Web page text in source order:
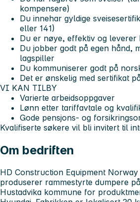
kompensere)
Du innehar gyldige
eller 141)
Du er nøye, effektiv og leverer
Du jobber godt på egen hånd,
lagspiller
Du kommuniserer godt på
Det er ønskelig med sertifikat
VI KAN TILBY
Varierte arbeidsoppgaver
Lønn etter tariffavtale og
Gode pensjons- og
Kvalifiserte søkere vil bli invitert til
Om bedriften
HD Construction Equipment Norway
produserer rammestyrte dumpere
Hustadvika kommune for